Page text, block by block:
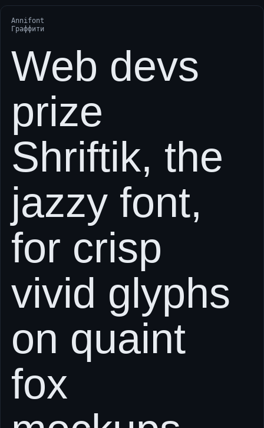
Annifont
Граффити
Web devs
prize
Shriftik, the
jazzy font,
for crisp
vivid glyphs
on quaint
fox